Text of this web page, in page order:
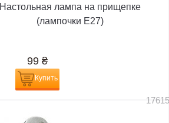
Настольная лампа на прищепке
(лампочки E27)
99 ₴
Купить